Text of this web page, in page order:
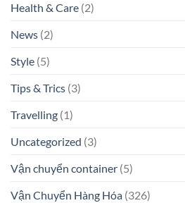
Health & Care (2)
News (2)
Style (5)
Tips & Trics (3)
Travelling (1)
Uncategorized (3)
Vận chuyển container (5)
Vận Chuyển Hàng Hóa (326)